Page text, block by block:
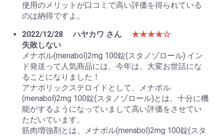
使用のメリットが口コミで高い評価を得られている
のは納得ですよ。
2022/12/28
ハヤカワ さん
★★★★☆
失敗しない
メナボル(menabol)2mg 100錠(スタノゾロール) イン
ド発送って人気商品には、今年は、大変お世話にな
ることになりました！
アナボリックステロイドとして、メナボル
(menabol)2mg 100錠(スタノゾロール)とは、十分に機
能がするようになっていまして高い評価をさせてい
ただいています。
筋肉増強剤とは、メナボル(menabol)2mg 100錠(スタ